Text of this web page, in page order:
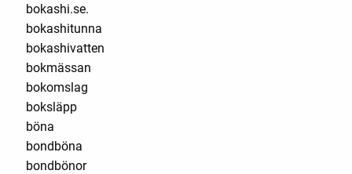
bokashi.se.
bokashitunna
bokashivatten
bokmässan
bokomslag
boksläpp
böna
bondböna
bondbönor